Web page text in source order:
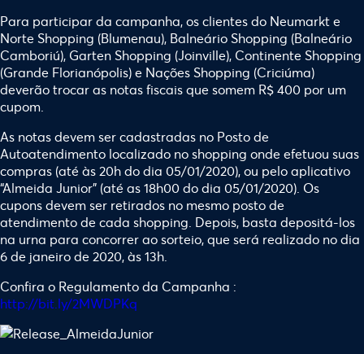
Para participar da campanha, os clientes do Neumarkt e
Norte Shopping (Blumenau), Balneário Shopping (Balneário
Camboriú), Garten Shopping (Joinville), Continente Shopping
(Grande Florianópolis) e Nações Shopping (Criciúma)
deverão trocar as notas fiscais que somem R$ 400 por um
cupom.
As notas devem ser cadastradas no Posto de
Autoatendimento localizado no shopping onde efetuou suas
compras (até às 20h do dia 05/01/2020), ou pelo aplicativo
“Almeida Junior” (até as 18h00 do dia 05/01/2020). Os
cupons devem ser retirados no mesmo posto de
atendimento de cada shopping. Depois, basta depositá-los
na urna para concorrer ao sorteio, que será realizado no dia
6 de janeiro de 2020, às 13h.
Confira o Regulamento da Campanha :
http://bit.ly/2MWDPKq